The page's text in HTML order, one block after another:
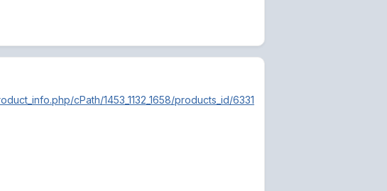
cPath/1453_1132_1658/products_id/6331